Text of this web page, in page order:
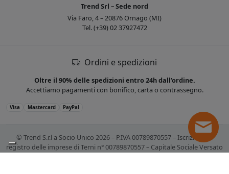
Trend Srl – Sede nord
Via Faro, 4 – 20876 Ornago (MI)
Tel. (+39) 02 37927472
Ordini e spedizioni
Oltre il 90% delle spedizioni entro 24h dall’ordine.
Accettiamo pagamenti con bonifico, carta o contrassegno.
Visa Mastercard PayPal
© Trend S.r.l a Socio Unico 2026 – P.IVA 00789870557 – Iscrizione al
registro delle imprese di Terni n° 00789870557 – Capitale Sociale Versato